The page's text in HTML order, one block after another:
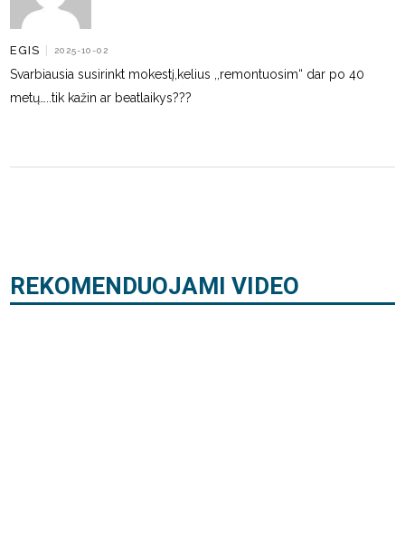
EGIS | 2025-10-02
Svarbiausia susirinkt mokestį,kelius ,,remontuosim“ dar po 40
metų…..tik kažin ar beatlaikys???
REKOMENDUOJAMI VIDEO